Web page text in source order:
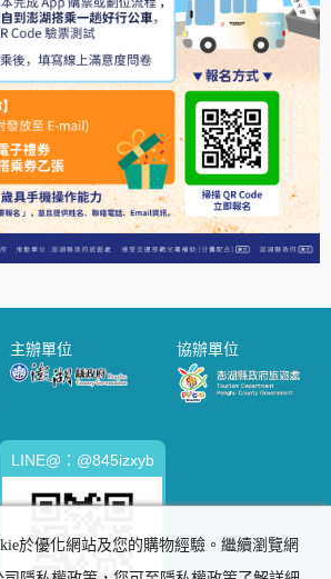
主辦單位 協辦單位
LINE@：@845izxyb
於優化網站及您的購物經驗。繼續瀏覽網